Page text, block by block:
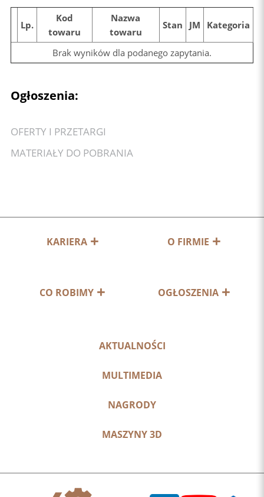
Ogłoszenia:
OFERTY I PRZETARGI
MATERIAŁY DO POBRANIA
Lp.
Kod
towaru
Nazwa
towaru
Stan JM Kategoria
Brak wyników dla podanego zapytania.
KARIERA O FIRMIE
CO ROBIMY OGŁOSZENIA
AKTUALNOŚCI
MULTIMEDIA
NAGRODY
MASZYNY 3D